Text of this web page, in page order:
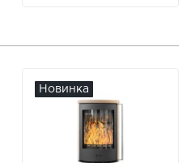
Новинка